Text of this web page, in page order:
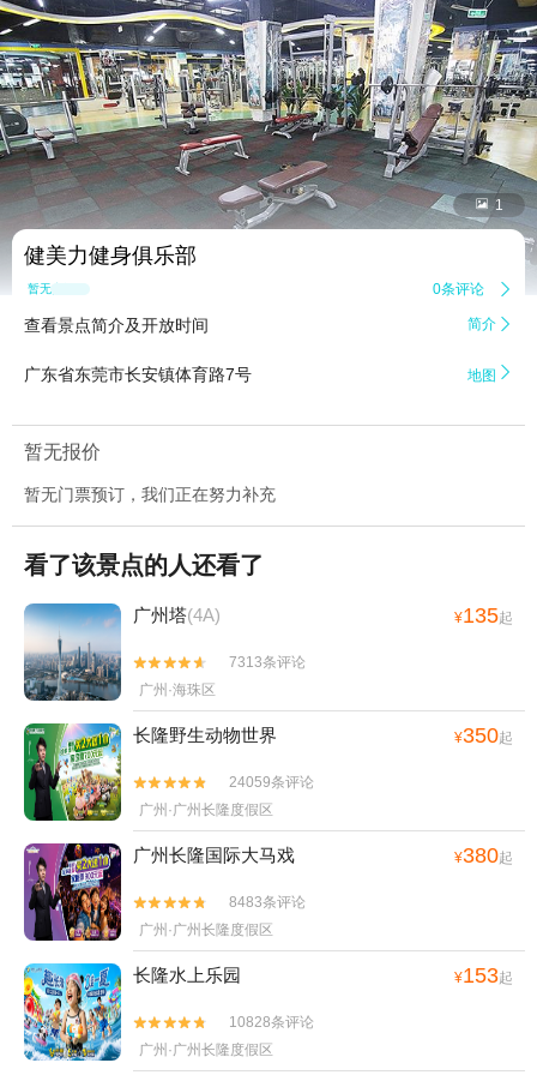
 1
健美力健身俱乐部
暂无点评 0条评论 
查看景点简介及开放时间 简介 
广东省东莞市长安镇体育路7号 地图 
暂无报价
暂无门票预订，我们正在努力补充
看了该景点的人还看了
广州塔(4A) ¥135起


7313条评论
广州·海珠区
长隆野生动物世界 ¥350起


24059条评论
广州·广州长隆度假区
广州长隆国际大马戏 ¥380起


8483条评论
广州·广州长隆度假区
长隆水上乐园 ¥153起


10828条评论
广州·广州长隆度假区
